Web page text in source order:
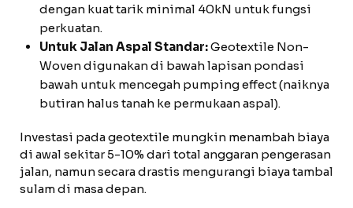
dengan kuat tarik minimal 40kN untuk fungsi
perkuatan.
Untuk Jalan Aspal Standar:Geotextile Non-
Woven digunakan di bawah lapisan pondasi
bawah untuk mencegah pumping effect (naiknya
butiran halus tanah ke permukaan aspal).
Investasi pada geotextile mungkin menambah biaya
di awal sekitar 5-10% dari total anggaran pengerasan
jalan, namun secara drastis mengurangi biaya tambal
sulam di masa depan.